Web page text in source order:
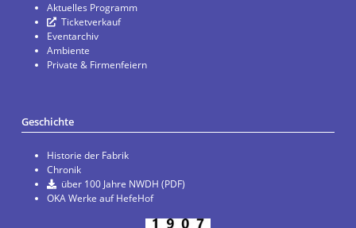
Aktuelles Programm
Ticketverkauf
Eventarchiv
Ambiente
Private & Firmenfeiern
Geschichte
Historie der Fabrik
Chronik
über 100 Jahre NWDH (PDF)
OKA Werke auf HefeHof